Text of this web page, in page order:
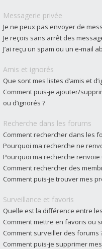
Messagerie privée
Je ne peux pas envoyer de
Je reçois sans arrêt des
J’ai reçu un spam ou un e-mail
Amis et ignorés
Que sont mes listes d’amis et
Comment puis-je ajouter/
ou d’ignorés ?
Recherche dans les forums
Comment rechercher dans les
Pourquoi ma recherche ne
Pourquoi ma recherche renvoie
Comment rechercher des
Comment puis-je trouver mes
Surveillance et favoris
Quelle est la différence entre
Comment mettre en favoris ou
Comment surveiller des forums
Comment puis-je supprimer